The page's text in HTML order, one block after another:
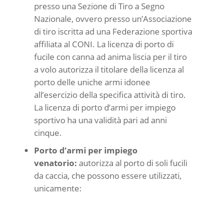
presso una Sezione di Tiro a Segno
Nazionale, ovvero presso un’Associazione
di tiro iscritta ad una Federazione sportiva
affiliata al CONI. La licenza di porto di
fucile con canna ad anima liscia per il tiro
a volo autorizza il titolare della licenza al
porto delle uniche armi idonee
all’esercizio della specifica attività di tiro.
La licenza di porto d’armi per impiego
sportivo ha una validità pari ad anni
cinque.
Porto d’armi per impiego
venatorio: autorizza al porto di soli fucili
da caccia, che possono essere utilizzati,
unicamente: